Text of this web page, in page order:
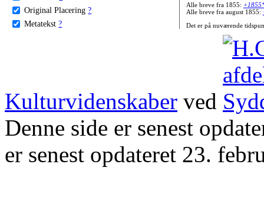
Original Placering ?
Metatekst ?
Alle breve fra 1855:
Alle breve fra august 1855:
Det er på nuværende
Kulturvidenskaber ved
Denne side er senest
er senest opdateret 23.